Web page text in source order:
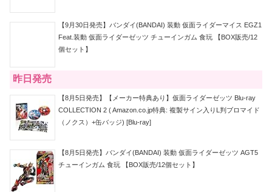
【9月30日発売】バンダイ(BANDAI) 装動 仮面ライダーマイス EGZ1
Feat.装動 仮面ライダーゼッツ チューインガム 食玩 【BOX販売/12
個セット】
昨日発売
【8月5日発売】【メーカー特典あり】仮面ライダーゼッツ Blu-ray
COLLECTION 2 ( Amazon.co.jp特典: 複製サイン入りL判ブロマイド
（ノクス）+缶バッジ) [Blu-ray]
【8月5日発売】バンダイ(BANDAI) 装動 仮面ライダーゼッツ AGT5
チューインガム 食玩 【BOX販売/12個セット】